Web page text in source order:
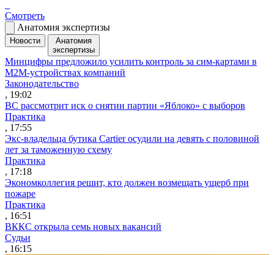
Смотреть
Анатомия экспертизы
Новости
Анатомия
экспертизы
Минцифры предложило усилить контроль за сим-картами в
M2M-устройствах компаний
Законодательство
, 19:02
ВС рассмотрит иск о снятии партии «Яблоко» с выборов
Практика
, 17:55
Экс-владельца бутика Cartier осудили на девять с половиной
лет за таможенную схему
Практика
, 17:18
Экономколлегия решит, кто должен возмещать ущерб при
пожаре
Практика
, 16:51
ВККС открыла семь новых вакансий
Судьи
, 16:15